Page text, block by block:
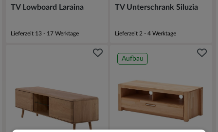
TV Lowboard Laraina
Lieferzeit 13 - 17 Werktage
TV Unterschrank Siluzia
Lieferzeit 2 - 4 Werktage
Aufbau